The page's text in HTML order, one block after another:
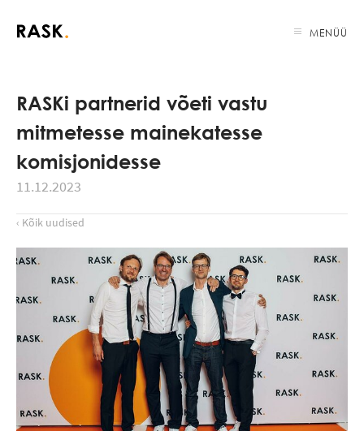
MENÜÜ
RASKi partnerid võeti vastu
mitmetesse mainekatesse
komisjonidesse
11.12.2023
‹ Kõik uudised